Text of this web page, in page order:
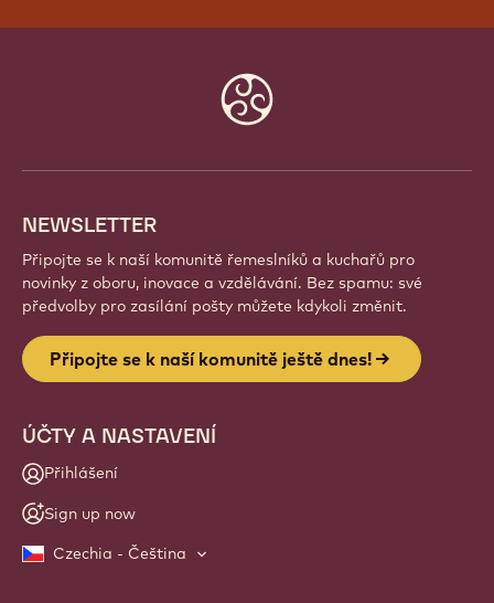
NEWSLETTER
Připojte se k naší komunitě řemeslníků a kuchařů pro
novinky z oboru, inovace a vzdělávání. Bez spamu: své
předvolby pro zasílání pošty můžete kdykoli změnit.
Připojte se k naší komunitě ještě dnes!
ÚČTY A NASTAVENÍ
Přihlášení
Sign up now
Czechia - Čeština